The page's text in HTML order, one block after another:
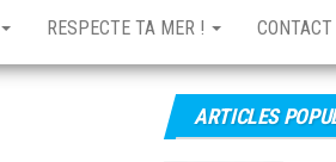
RESPECTE TA MER ! CONTACT
ARTICLES